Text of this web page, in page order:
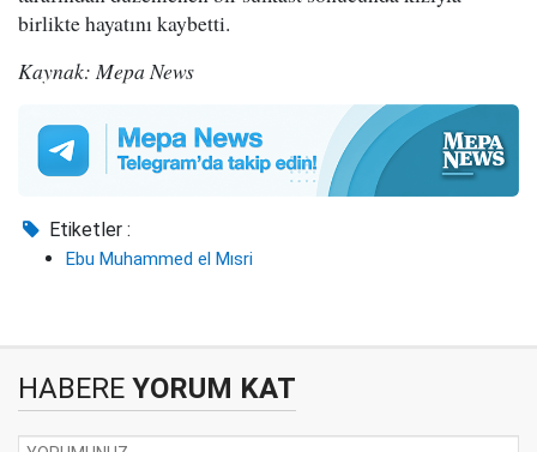
birlikte hayatını kaybetti.
Kaynak: Mepa News
Etiketler :
Ebu Muhammed el Mısri
HABERE YORUM KAT